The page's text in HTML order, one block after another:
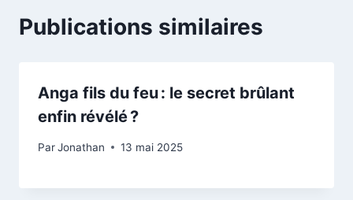
Publications similaires
Anga fils du feu : le secret brûlant
enfin révélé ?
ParJonathan 13 mai 2025